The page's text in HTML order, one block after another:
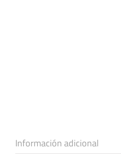
Información adicional